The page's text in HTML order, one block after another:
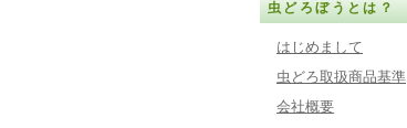
虫どろぼうとは？
はじめまして
虫どろ取扱商品基準
会社概要